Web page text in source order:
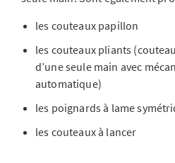
les couteaux papillon
les couteaux pliants
d’une seule main avec
automatique)
les poignards à lame
les couteaux à lancer